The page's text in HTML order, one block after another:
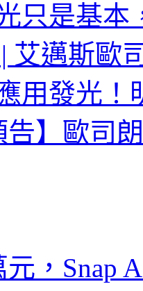
只是基本
艾邁斯歐
用發光！
告】歐司
元，Snap